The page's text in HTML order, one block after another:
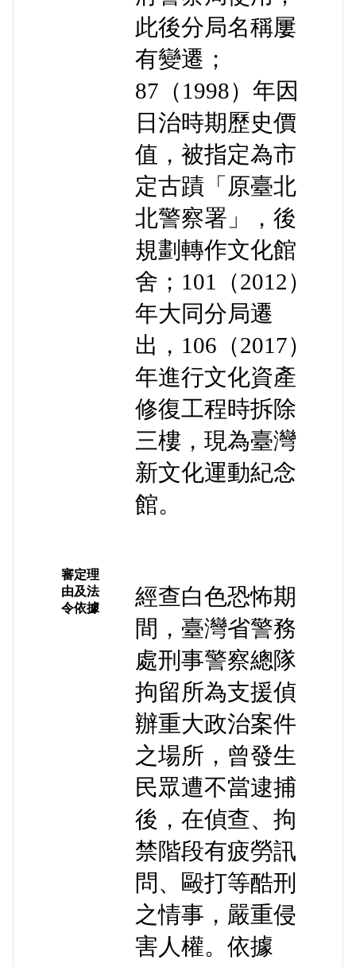
此後分局名稱屢
有變遷；
87（1998）年因
日治時期歷史價
值，被指定為市
定古蹟「原臺北
北警察署」，後
規劃轉作文化館
舍；101（2012）
年大同分局遷
出，106（2017）
年進行文化資產
修復工程時拆除
三樓，現為臺灣
新文化運動紀念
館。
審定理
由及法
令依據
經查白色恐怖期
間，臺灣省警務
處刑事警察總隊
拘留所為支援偵
辦重大政治案件
之場所，曾發生
民眾遭不當逮捕
後，在偵查、拘
禁階段有疲勞訊
問、毆打等酷刑
之情事，嚴重侵
害人權。依據